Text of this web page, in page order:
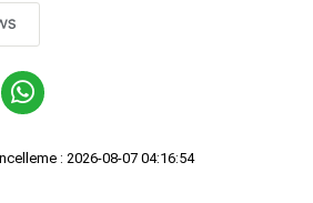
: 2026-08-07 04:16:54